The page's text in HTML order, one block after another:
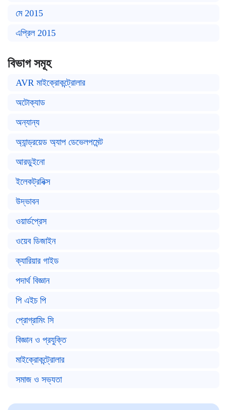
মে 2015
এপ্রিল 2015
বিভাগ সমূহ
AVR মাইক্রোকন্ট্রোলার
অটোক্যাড
অন্যান্য
অ্যান্ড্রয়েড অ্যাপ ডেভেলপমেন্ট
আরডুইনো
ইলেকট্রনিক্স
উদ্ভাবন
ওয়ার্ডপ্রেস
ওয়েব ডিজাইন
ক্যারিয়ার গাইড
পদার্থ বিজ্ঞান
পি এইচ পি
প্রোগ্রামিং সি
বিজ্ঞান ও প্রযুক্তি
মাইক্রোকন্ট্রোলার
সমাজ ও সভ্যতা